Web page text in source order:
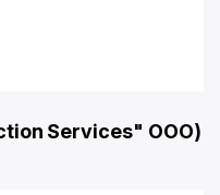
Services" OOO)